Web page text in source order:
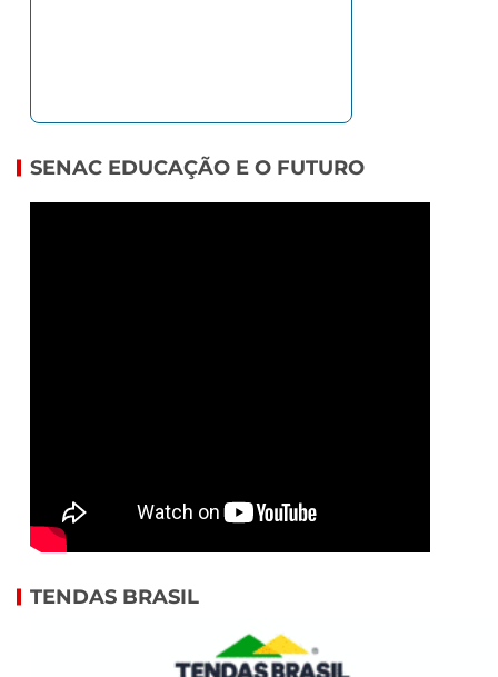
SENAC EDUCAÇÃO E O FUTURO
TENDAS BRASIL